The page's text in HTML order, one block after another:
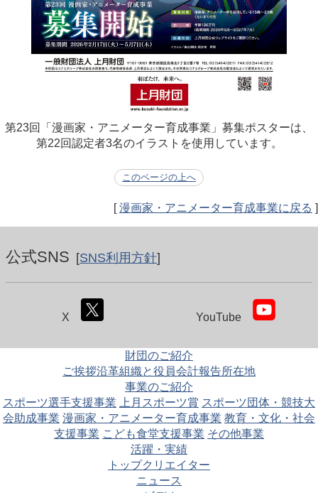
第23回「漫画家・アニメーター育成事業」募集ポスターは、
第22回認定者3名のイラストを使用しています。
このページの上へ
[漫画家・アニメーター育成事業に戻る ]
公式SNS [SNS利用方針]
X YouTube
財団のご紹介
ご挨拶沿革組織と役員会計報告所在地
事業のご紹介
スポーツ選手支援事業
上月スポーツ賞 スポーツ団体・競技大
会助成事業 漫画家・アニメーター育成事業 教育・文化・社会
支援事業 こども食堂支援事業 その他事業
活躍・実績
トップクリエイター
ニュース